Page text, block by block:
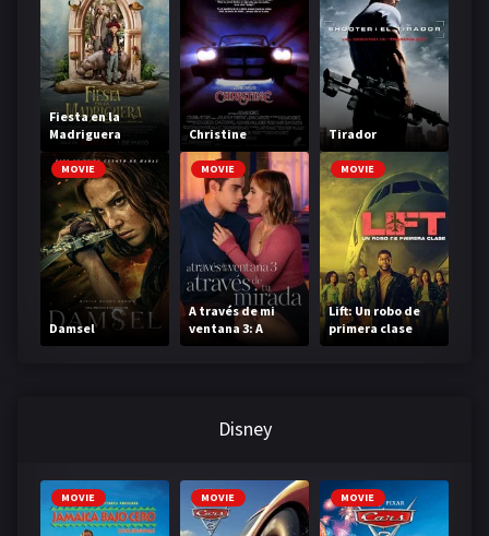
Fiesta en la
Madriguera
Christine Tirador
MOVIE
Damsel
MOVIE
A través de mi
ventana 3: A
través de tu
MOVIE
Lift: Un robo de
primera clase
Disney
MOVIE MOVIE MOVIE